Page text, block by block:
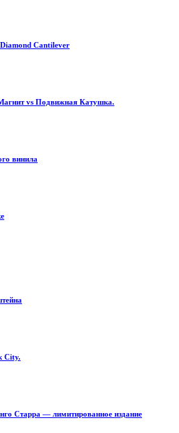
Cantilever
vs Подвижная Катушка.
винила
City.
Старра — лимитированное издание